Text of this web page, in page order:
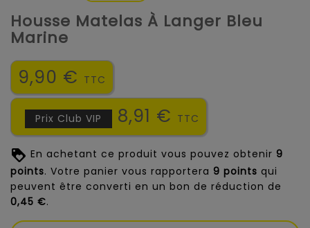
Housse Matelas À Langer Bleu
Marine
9,90 € TTC
Prix Club VIP 8,91 € TTC
En achetant ce produit vous pouvez obtenir 9
points. Votre panier vous rapportera 9 points qui
peuvent être converti en un bon de réduction de
0,45 €.